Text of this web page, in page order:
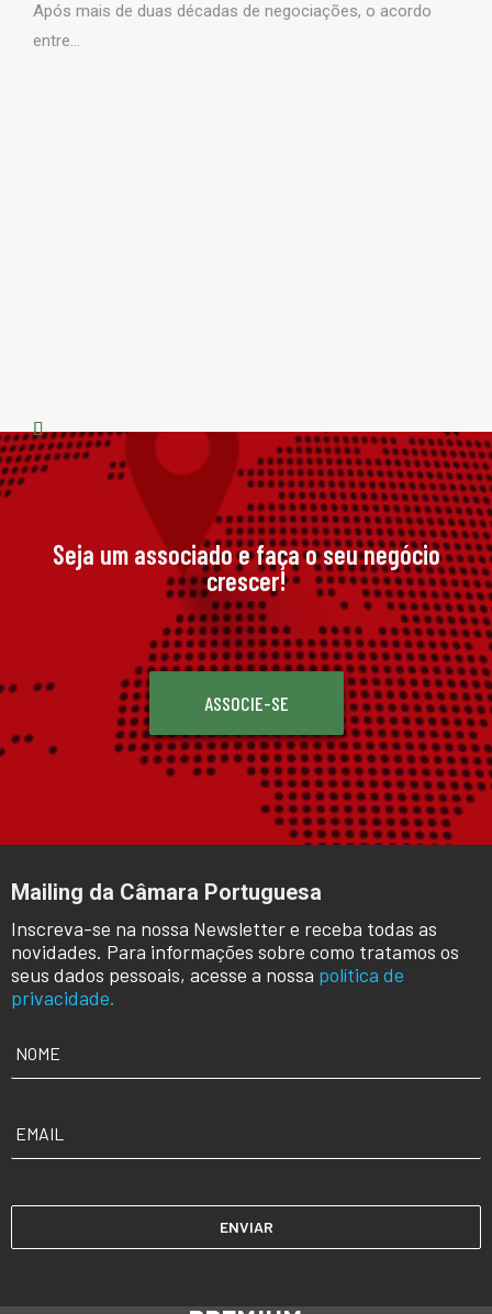
Após mais de duas décadas de negociações, o acordo
entre…
Seja um associado e faça o seu negócio
crescer!
ASSOCIE-SE
Mailing da Câmara Portuguesa
Inscreva-se na nossa Newsletter e receba todas as
novidades. Para informações sobre como tratamos os
seus dados pessoais, acesse a nossa política de
privacidade.